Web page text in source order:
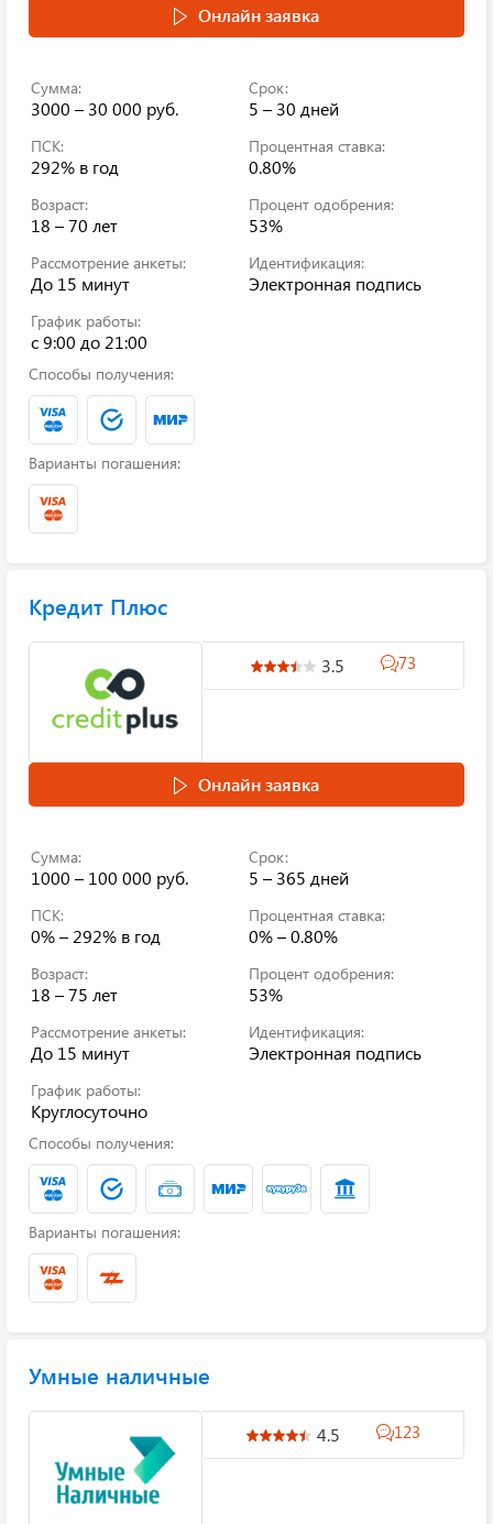
Онлайн заявка
Сумма:
3000 – 30 000 руб.
Срок:
5 – 30 дней
ПСК:
292% в год
Процентная ставка:
0.80%
Возраст:
18 – 70 лет
Процент одобрения:
53%
Рассмотрение анкеты:
До 15 минут
Идентификация:
Электронная подпись
График работы:
c 9:00 до 21:00
Способы получения:
Варианты погашения:
Кредит Плюс
3.5 73
Онлайн заявка
Сумма:
1000 – 100 000 руб.
Срок:
5 – 365 дней
ПСК:
0% – 292% в год
Процентная ставка:
0% – 0.80%
Возраст:
18 – 75 лет
Процент одобрения:
53%
Рассмотрение анкеты:
До 15 минут
Идентификация:
Электронная подпись
График работы:
Круглосуточно
Способы получения:
Варианты погашения:
Умные наличные
4.5 123